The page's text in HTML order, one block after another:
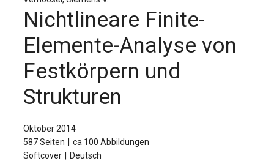
Nichtlineare Finite-
Elemente-Analyse von
Festkörpern und
Strukturen
Oktober 2014
587 Seiten
ca 100 Abbildungen
Softcover
Deutsch